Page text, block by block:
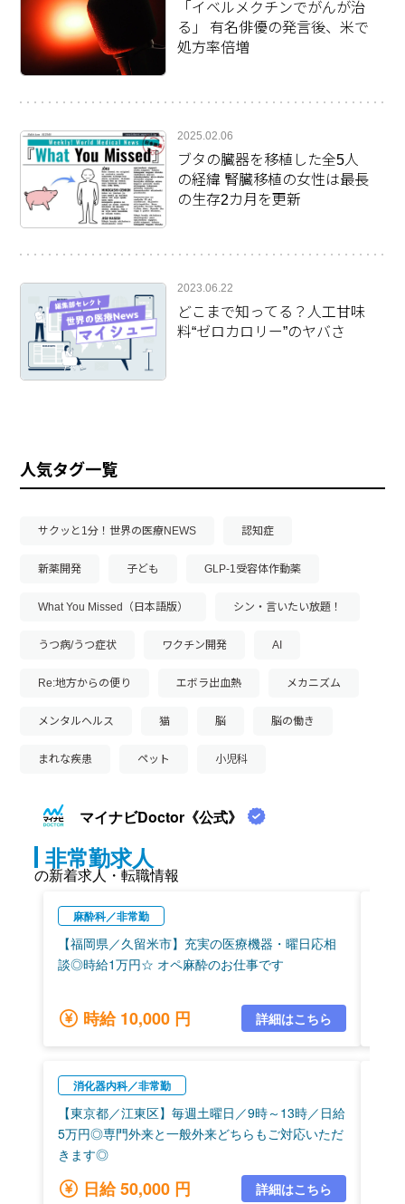
「イベルメクチンでがんが治
る」 有名俳優の発言後、米で
処方率倍増
2025.02.06
ブタの臓器を移植した全5人
の経緯 腎臓移植の女性は最長
の生存2カ月を更新
2023.06.22
どこまで知ってる？人工甘味
料“ゼロカロリー”のヤバさ
人気タグ一覧
サクッと1分！世界の医療NEWS 認知症
新薬開発 子ども GLP-1受容体作動薬
What You Missed（日本語版） シン・言いたい放題！
うつ病/うつ症状 ワクチン開発 AI
Re:地方からの便り エボラ出血熱 メカニズム
メンタルヘルス 猫 脳 脳の働き
まれな疾患 ペット 小児科